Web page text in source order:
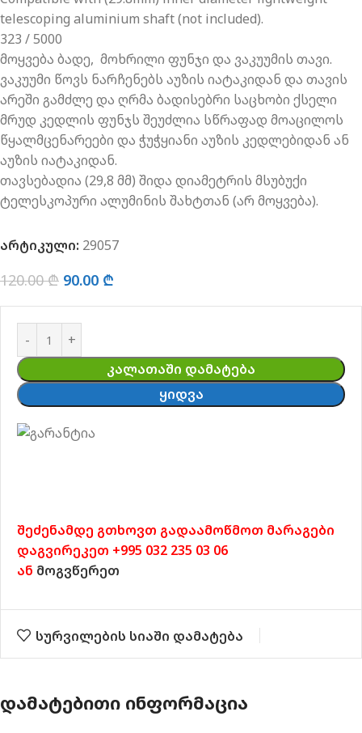
telescoping aluminium shaft (not included).
323 / 5000
მოყვება ბადე, მოხრილი ფუნჯი და ვაკუუმის თავი.
ვაკუუმი წოვს ნარჩენებს აუზის იატაკიდან და თავის
არეში გამძლე და ღრმა ბადისებრი საცხობი ქსელი
მრუდ კედლის ფუნჯს შეუძლია სწრაფად მოაცილოს
წყალმცენარეები და ჭუჭყიანი აუზის კედლებიდან ან
აუზის იატაკიდან.
თავსებადია (29,8 მმ) შიდა დიამეტრის მსუბუქი
ტელესკოპური ალუმინის შახტთან (არ მოყვება).
არტიკული: 29057
120.00₾ 90.00 ₾
ᲙᲐᲚᲐᲗᲐᲨᲘ ᲓᲐᲛᲐᲢᲔᲑᲐ
ᲧᲘᲓᲕᲐ
შეძენამდე გთხოვთ გადაამოწმოთ მარაგები
დაგვირეკეთ +995 032 235 03 06
ან მოგვწერეთ
სურვილების სიაში დამატება
ᲓᲐᲛᲐᲢᲔᲑᲘᲗᲘ ᲘᲜᲤᲝᲠᲛᲐᲪᲘᲐ